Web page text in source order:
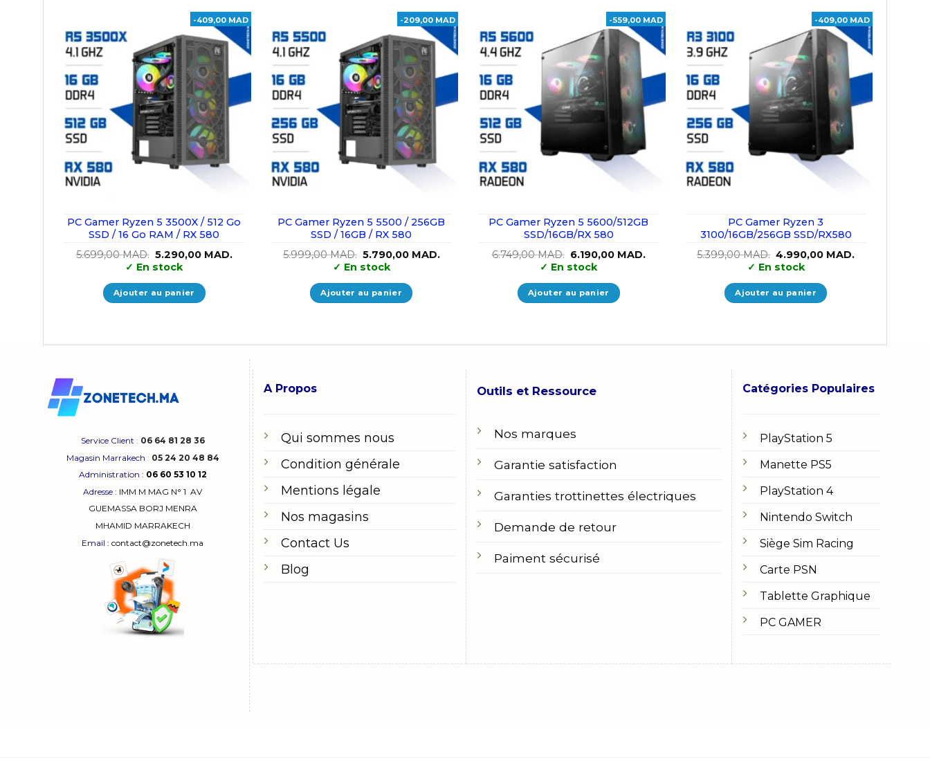
-409,00 MAD
PC Gamer Ryzen 5 3500X / 512 Go
SSD / 16 Go RAM / RX 580
5.699,00MAD. Le
prix
initial
était :
5.699,00 MAD..
5.290,00 MAD.Le
✓ En stock
Ajouter au panier
-209,00 MAD
PC Gamer Ryzen 5 5500 / 256GB
SSD / 16GB / RX 580
5.999,00MAD. Le
prix
initial
était :
5.999,00 MAD..
5.790,00 MAD.Le
✓ En stock
Ajouter au panier
-559,00 MAD
PC Gamer Ryzen 5 5600/512GB
SSD/16GB/RX 580
6.749,00MAD. Le
prix
initial
était :
6.749,00 MAD..
6.190,00 MAD.Le
✓ En stock
Ajouter au panier
-409,00 MAD
PC Gamer Ryzen 3
3100/16GB/256GB SSD/RX580
5.399,00MAD. Le
prix
initial
était :
5.399,00 MAD..
4.990,00 MAD.Le
✓ En stock
Ajouter au panier
Service Client : 06 64 81 28 36
Magasin Marrakech : 05 24 20 48 84
Administration : 06 60 53 10 12
Adresse : IMM M MAG N° 1AV
GUEMASSA BORJ MENRA
MHAMID MARRAKECH
Email : contact@zonetech.ma
A Propos
Qui sommes nous
Condition générale
Mentions légale
Nos magasins
Contact Us
Blog
Outils et Ressource
Nos marques
Garantie satisfaction
Garanties trottinettes électriques
Demande de retour
Paiment sécurisé
Catégories Populaires
PlayStation 5
Manette PS5
PlayStation 4
Nintendo Switch
Siège Sim Racing
Carte PSN
Tablette Graphique
PC GAMER